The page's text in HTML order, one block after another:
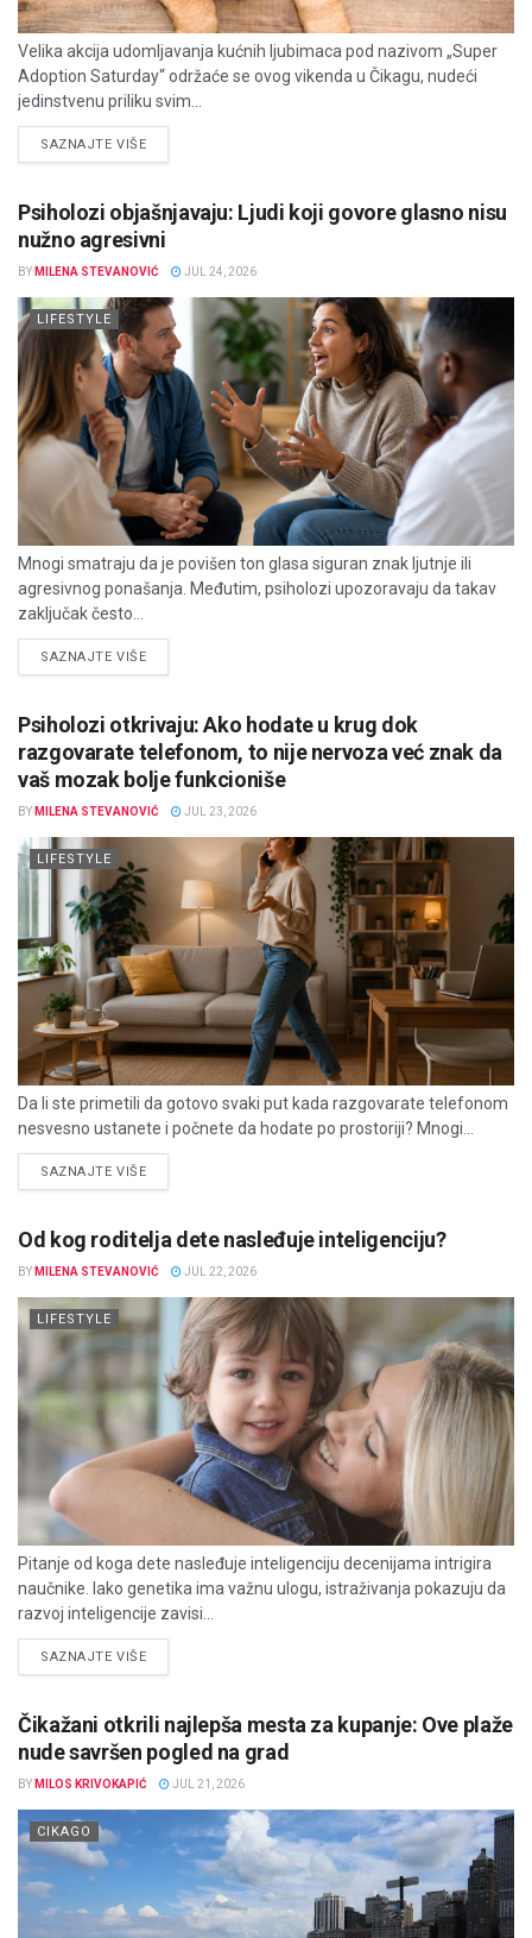
Velika akcija udomljavanja kućnih ljubimaca pod nazivom „Super
Adoption Saturday“ održaće se ovog vikenda u Čikagu, nudeći
jedinstvenu priliku svim...
SAZNAJTE VIŠEDETAILS
Psiholozi objašnjavaju: Ljudi koji govore glasno nisu
nužno agresivni
BY MILENA STEVANOVIĆ JUL 24, 2026
LIFESTYLE
Mnogi smatraju da je povišen ton glasa siguran znak ljutnje ili
agresivnog ponašanja. Međutim, psiholozi upozoravaju da takav
zaključak često...
SAZNAJTE VIŠEDETAILS
Psiholozi otkrivaju: Ako hodate u krug dok
razgovarate telefonom, to nije nervoza već znak da
vaš mozak bolje funkcioniše
BY MILENA STEVANOVIĆ JUL 23, 2026
LIFESTYLE
Da li ste primetili da gotovo svaki put kada razgovarate telefonom
nesvesno ustanete i počnete da hodate po prostoriji? Mnogi...
SAZNAJTE VIŠEDETAILS
Od kog roditelja dete nasleđuje inteligenciju?
BY MILENA STEVANOVIĆ JUL 22, 2026
LIFESTYLE
Pitanje od koga dete nasleđuje inteligenciju decenijama intrigira
naučnike. Iako genetika ima važnu ulogu, istraživanja pokazuju da
razvoj inteligencije zavisi...
SAZNAJTE VIŠEDETAILS
Čikažani otkrili najlepša mesta za kupanje: Ove plaže
nude savršen pogled na grad
BY MILOS KRIVOKAPIĆ JUL 21, 2026
CIKAGO